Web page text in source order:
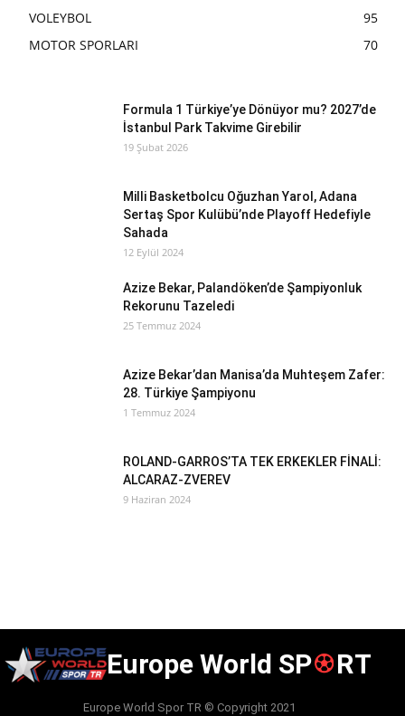
VOLEYBOL
95
MOTOR SPORLARI
70
Formula 1 Türkiye’ye Dönüyor mu? 2027’de
İstanbul Park Takvime Girebilir
19 Şubat 2026
Milli Basketbolcu Oğuzhan Yarol, Adana
Sertaş Spor Kulübü’nde Playoff Hedefiyle
Sahada
12 Eylül 2024
Azize Bekar, Palandöken’de Şampiyonluk
Rekorunu Tazeledi
25 Temmuz 2024
Azize Bekar’dan Manisa’da Muhteşem Zafer:
28. Türkiye Şampiyonu
1 Temmuz 2024
ROLAND-GARROS’TA TEK ERKEKLER FİNALİ:
ALCARAZ-ZVEREV
9 Haziran 2024
Europe World SP RT
Europe World Spor TR © Copyright 2021